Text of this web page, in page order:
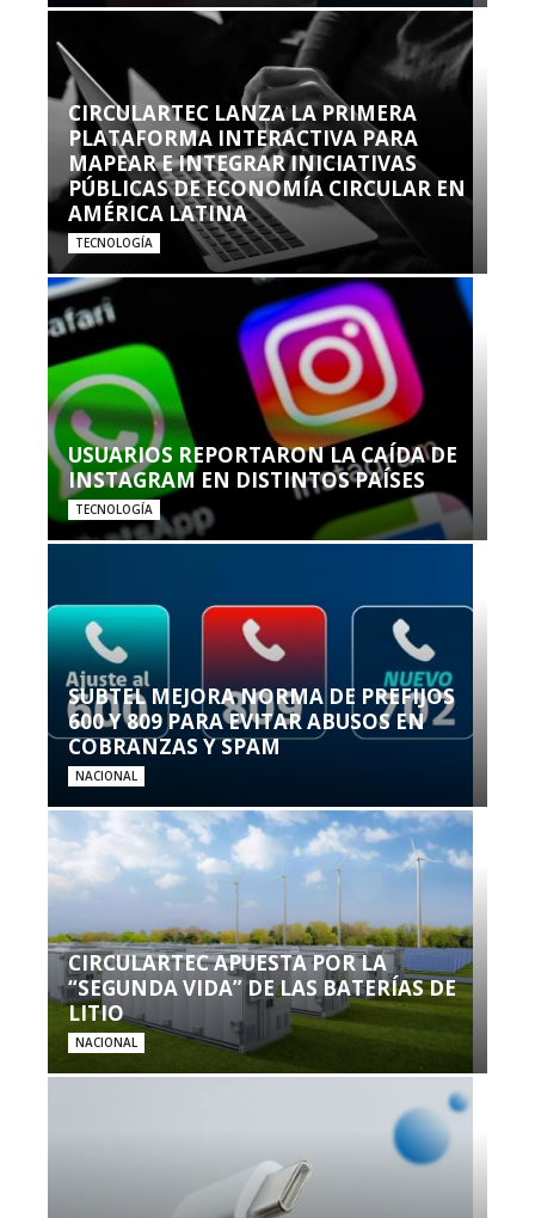
CIRCULARTEC LANZA LA PRIMERA
PLATAFORMA INTERACTIVA PARA
MAPEAR E INTEGRAR INICIATIVAS
PÚBLICAS DE ECONOMÍA CIRCULAR EN
AMÉRICA LATINA
TECNOLOGÍA
USUARIOS REPORTARON LA CAÍDA DE
INSTAGRAM EN DISTINTOS PAÍSES
TECNOLOGÍA
SUBTEL MEJORA NORMA DE PREFIJOS
600 Y 809 PARA EVITAR ABUSOS EN
COBRANZAS Y SPAM
NACIONAL
CIRCULARTEC APUESTA POR LA
“SEGUNDA VIDA” DE LAS BATERÍAS DE
LITIO
NACIONAL